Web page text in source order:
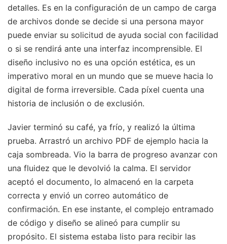
detalles. Es en la configuración de un campo de carga
de archivos donde se decide si una persona mayor
puede enviar su solicitud de ayuda social con facilidad
o si se rendirá ante una interfaz incomprensible. El
diseño inclusivo no es una opción estética, es un
imperativo moral en un mundo que se mueve hacia lo
digital de forma irreversible. Cada píxel cuenta una
historia de inclusión o de exclusión.
Javier terminó su café, ya frío, y realizó la última
prueba. Arrastró un archivo PDF de ejemplo hacia la
caja sombreada. Vio la barra de progreso avanzar con
una fluidez que le devolvió la calma. El servidor
aceptó el documento, lo almacenó en la carpeta
correcta y envió un correo automático de
confirmación. En ese instante, el complejo entramado
de código y diseño se alineó para cumplir su
propósito. El sistema estaba listo para recibir las